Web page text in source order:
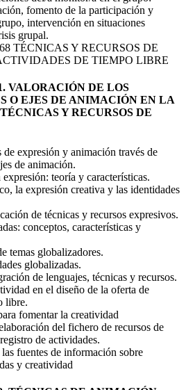
fomento de la participación y
intervención en situaciones
grupal.
TÉCNICAS Y RECURSOS DE
DE TIEMPO LIBRE
VALORACIÓN DE LOS
O EJES DE ANIMACIÓN EN LA
Y RECURSOS DE
de expresión y animación través de
de animación.
teoría y características.
la expresión creativa y las identidades
de técnicas y recursos expresivos.
conceptos, características y
temas globalizadores.
globalizadas.
de lenguajes, técnicas y recursos.
en el diseño de la oferta de
libre.
fomentar la creatividad
del fichero de recursos de
de actividades.
fuentes de información sobre
y creatividad